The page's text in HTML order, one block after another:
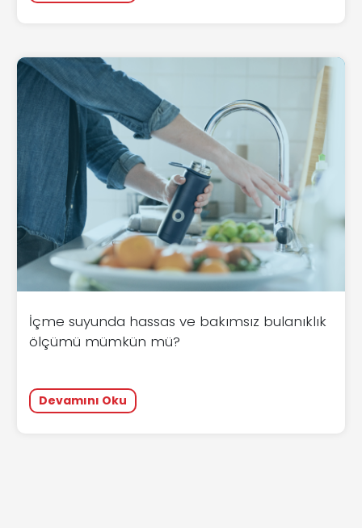
İçme suyunda hassas ve bakımsız bulanıklık
ölçümü mümkün mü?
Devamını Oku